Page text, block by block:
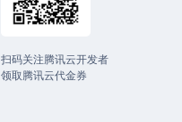
扫码关注腾讯云开发者
领取腾讯云代金券